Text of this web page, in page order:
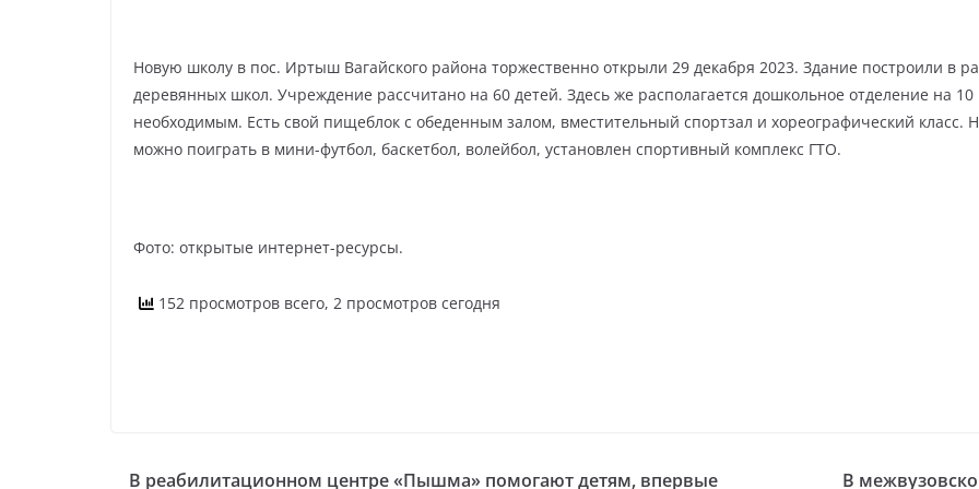
Новую школу в пос. Иртыш Вагайского района торжественно открыли 29 декабря 2023. Здание построили в
деревянных школ. Учреждение рассчитано на 60 детей. Здесь же располагается дошкольное отделение на
необходимым. Есть свой пищеблок с обеденным залом, вместительный спортзал и хореографический класс.
можно поиграть в мини-футбол, баскетбол, волейбол, установлен спортивный комплекс ГТО.
Фото: открытые интернет-ресурсы.
152 просмотров всего, 2 просмотров сегодня
В реабилитационном центре «Пышма» помогают детям, впервые В